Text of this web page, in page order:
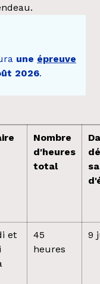
une épreuve
2026.
Nombre
d'heures
total
et
45
heures
9